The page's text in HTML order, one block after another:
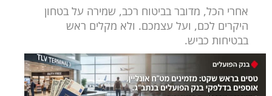
אחרי הכל, מדובר בביטוח רכב, שמירה על בטחון
היקרים לכם, ועל עצמכם. ולא מקלים ראש
בבטיחות כביש.